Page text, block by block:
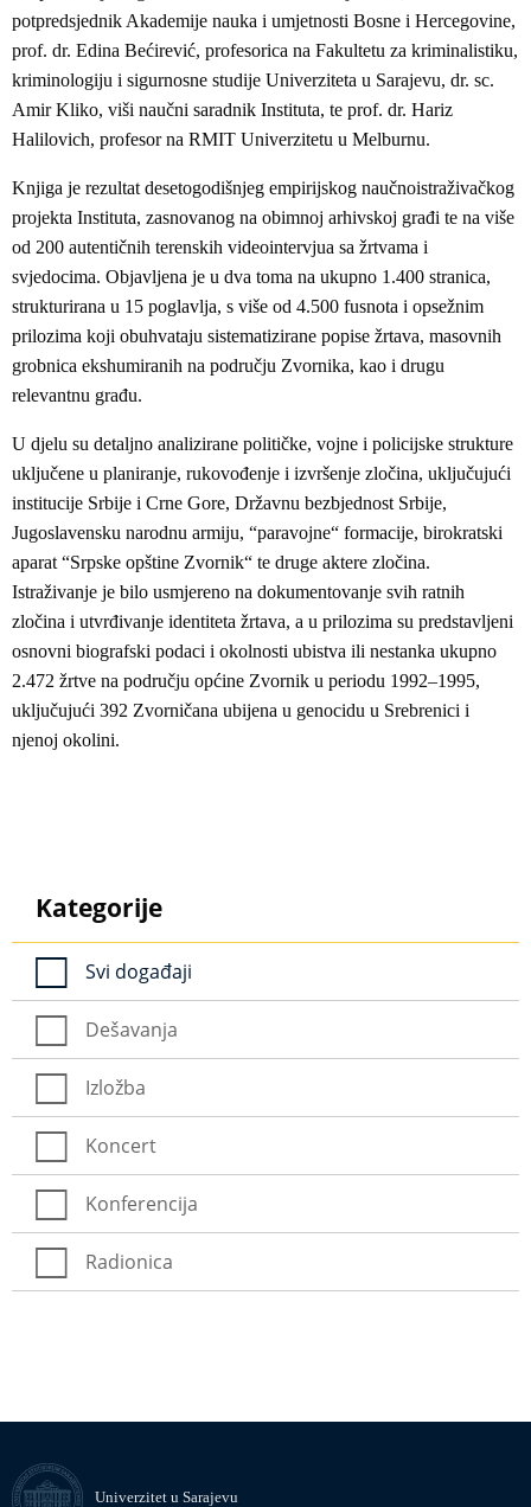
potpredsjednik Akademije nauka i umjetnosti Bosne i Hercegovine,
prof. dr. Edina Bećirević, profesorica na Fakultetu za kriminalistiku,
kriminologiju i sigurnosne studije Univerziteta u Sarajevu, dr. sc.
Amir Kliko, viši naučni saradnik Instituta, te prof. dr. Hariz
Halilovich, profesor na RMIT Univerzitetu u Melburnu.
Knjiga je rezultat desetogodišnjeg empirijskog naučnoistraživačkog
projekta Instituta, zasnovanog na obimnoj arhivskoj građi te na više
od 200 autentičnih terenskih videointervjua sa žrtvama i
svjedocima. Objavljena je u dva toma na ukupno 1.400 stranica,
strukturirana u 15 poglavlja, s više od 4.500 fusnota i opsežnim
prilozima koji obuhvataju sistematizirane popise žrtava, masovnih
grobnica ekshumiranih na području Zvornika, kao i drugu
relevantnu građu.
U djelu su detaljno analizirane političke, vojne i policijske strukture
uključene u planiranje, rukovođenje i izvršenje zločina, uključujući
institucije Srbije i Crne Gore, Državnu bezbjednost Srbije,
Jugoslavensku narodnu armiju, “paravojne“ formacije, birokratski
aparat “Srpske opštine Zvornik“ te druge aktere zločina.
Istraživanje je bilo usmjereno na dokumentovanje svih ratnih
zločina i utvrđivanje identiteta žrtava, a u prilozima su predstavljeni
osnovni biografski podaci i okolnosti ubistva ili nestanka ukupno
2.472 žrtve na području općine Zvornik u periodu 1992–1995,
uključujući 392 Zvorničana ubijena u genocidu u Srebrenici i
njenoj okolini.
Kategorije
Svi događaji
Dešavanja
Izložba
Koncert
Konferencija
Radionica
Univerzitet u Sarajevu